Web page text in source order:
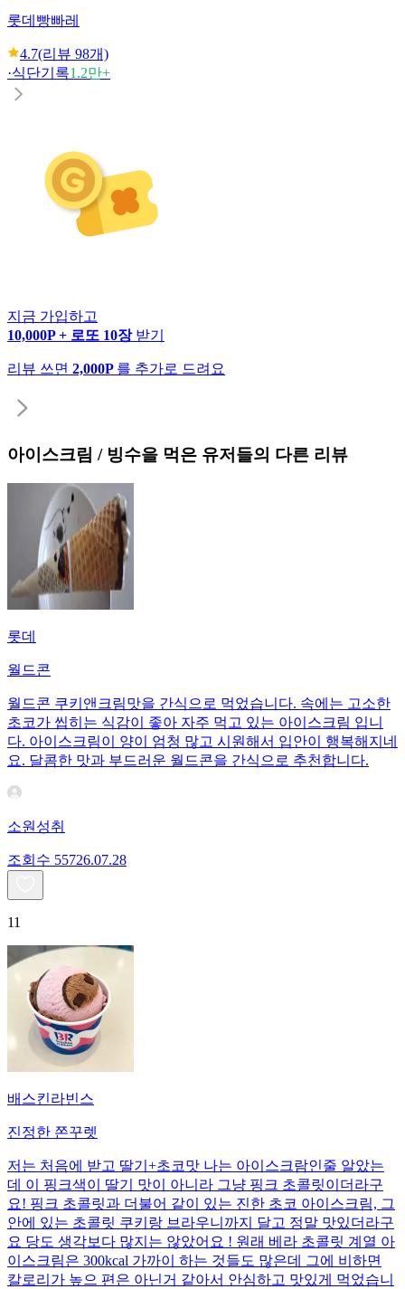
롯데 빵빠레
4.7(리뷰 98개)
·식단기록1.2만+
지금 가입하고
10,000P + 로또 10장 받기
리뷰 쓰면 2,000P 를 추가로 드려요
아이스크림 / 빙수을 먹은 유저들의 다른 리뷰
롯데
월드콘
월드콘 쿠키앤크림맛을 간식으로 먹었습니다. 속에는 고소한
초코가 씹히는 식감이 좋아 자주 먹고 있는 아이스크림 입니
다. 아이스크림이 양이 엄청 많고 시원해서 입안이 행복해지네
요. 달콤한 맛과 부드러운 월드콘을 간식으로 추천합니다.
소원성취
조회수 55726.07.28
11
배스킨라빈스
진정한 쫀꾸렛
저는 처음에 받고 딸기+초코맛 나는 아이스크람인줄 알았는
데 이 핑크색이 딸기 맛이 아니라 그냥 핑크 초콜릿이더라구
요! 핑크 초콜릿과 더불어 같이 있는 진한 초코 아이스크림, 그
안에 있는 초콜릿 쿠키랑 브라우니까지 달고 정말 맛있더라구
요 당도 생각보다 많지는 않았어요 ! 원래 베라 초콜릿 계열 아
이스크림은 300kcal 가까이 하는 것들도 많은데 그에 비하면
칼로리가 높으 편은 아닌거 같아서 안심하고 맛있게 먹었습니